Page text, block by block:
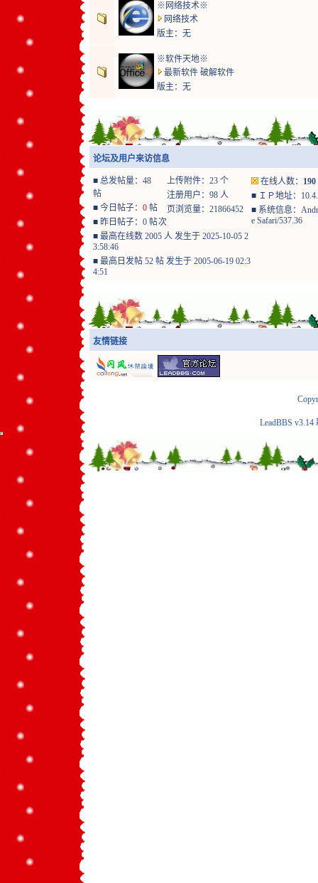
※网络技术※
网络技术
版主：无
※软件天地※
最新软件 破解软件
版主：无
论坛及用户来访信息
■ 总发帖量：48
帖
■ 今日帖子： 0 帖
■ 昨日帖子：0 帖
上传附件：23 个
注册用户：98 人
页浏览量：21866452
次
■ 最高在线数 2005 人 发生于 2025-10-05 2
3:58:46
■ 最高日发帖 52 帖 发生于 2005-06-19 02:3
4:51
在线人数： 190
■ ＩＰ地址：
■ 系统信息：
e Safari/537.36
友情链接
LeadBBS v3.14